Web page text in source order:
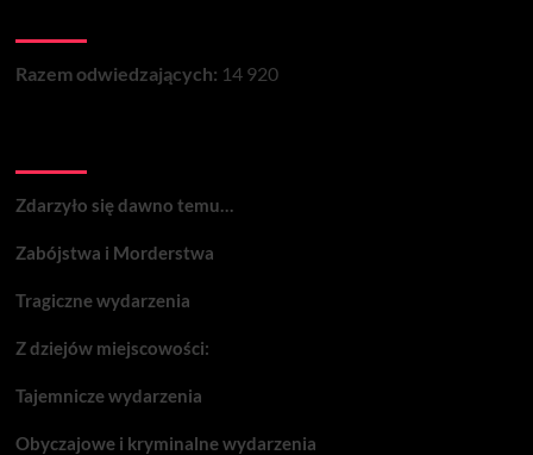
Razem odwiedzających: 14 920
Zdarzyło się dawno temu…
Zabójstwa i Morderstwa
Tragiczne wydarzenia
Z dziejów miejscowości:
Tajemnicze wydarzenia
Obyczajowe i kryminalne wydarzenia